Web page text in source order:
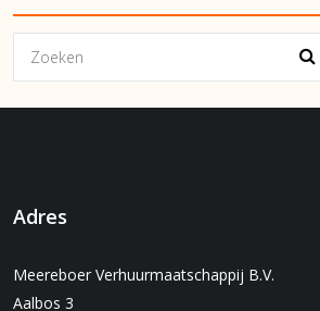
Adres
Meereboer Verhuurmaatschappij B.V.
Aalbos 3